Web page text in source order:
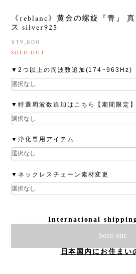
《reblanc》黄金の螺旋『青』
ス silver925
¥19,800
SOLD OUT
▼2つ以上の周波数追加(174~963Hz)
▼特選周波数追加はこちら【期間限定】
▼浄化専用アイテム
▼ネックレスチェーン素材変更
International
Sold out
日本国内にお住まい